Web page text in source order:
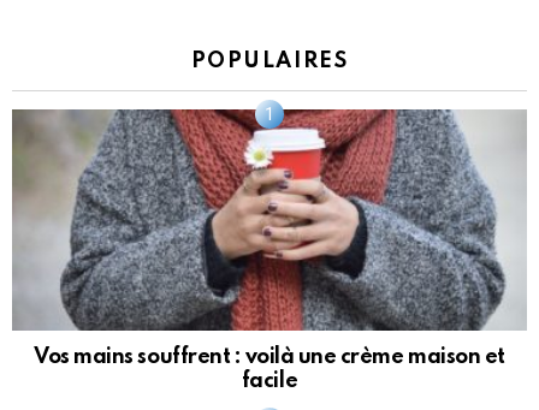
POPULAIRES
Vos mains souffrent : voilà une crème maison et
facile